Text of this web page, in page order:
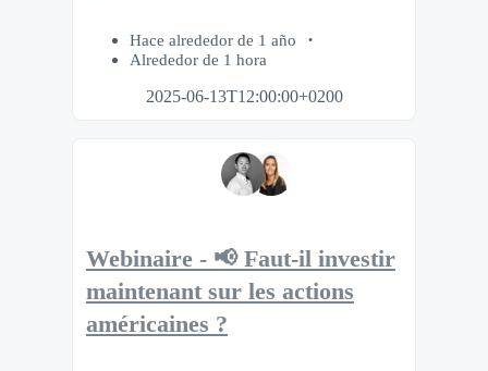
Hace alrededor de 1 año
Alrededor de 1 hora
2025-06-13T12:00:00+0200
Webinaire - 📢 Faut-il investir
maintenant sur les actions
américaines ?